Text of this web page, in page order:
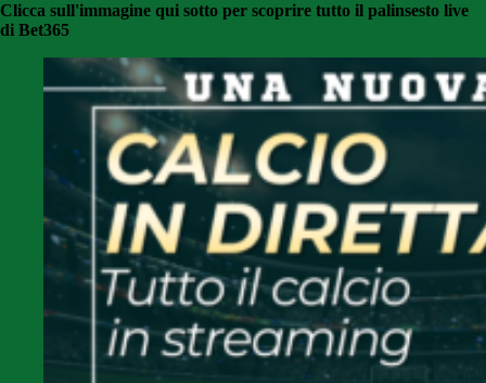
Clicca sull'immagine qui sotto per scoprire tutto il palinsesto live
di Bet365